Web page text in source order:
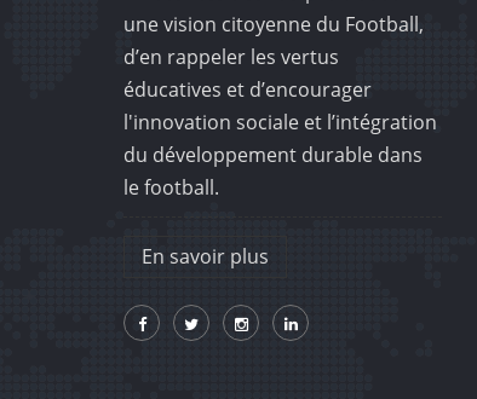
une vision citoyenne du Football,
d’en rappeler les vertus
éducatives et d’encourager
l'innovation sociale et l’intégration
du développement durable dans
le football.
En savoir plus